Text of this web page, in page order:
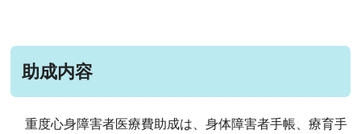
助成内容
重度心身障害者医療費助成は、身体障害者手帳、療育手